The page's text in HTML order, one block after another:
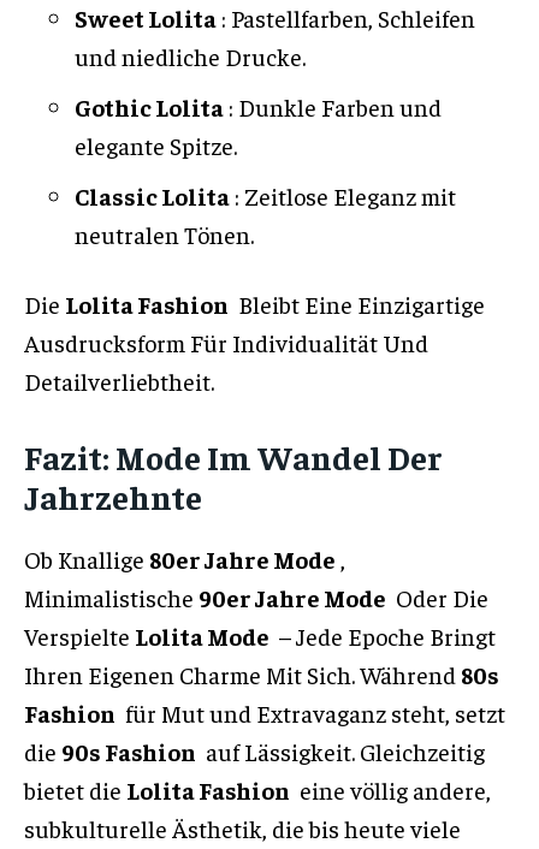
Sweet Lolita : Pastellfarben, Schleifen
und niedliche Drucke.
Gothic Lolita : Dunkle Farben und
elegante Spitze.
Classic Lolita : Zeitlose Eleganz mit
neutralen Tönen.
Die Lolita Fashion Bleibt Eine Einzigartige
Ausdrucksform Für Individualität Und
Detailverliebtheit.
Fazit: Mode Im Wandel Der
Jahrzehnte
Ob Knallige 80er Jahre Mode
Minimalistische 90er Jahre Mode Oder Die
Verspielte Lolita Mode – Jede Epoche Bringt
Ihren Eigenen Charme Mit Sich. Während 80s
Fashion für Mut und Extravaganz steht, setzt
die 90s Fashion auf Lässigkeit. Gleichzeitig
bietet die Lolita Fashion eine völlig andere,
subkulturelle Ästhetik, die bis heute viele